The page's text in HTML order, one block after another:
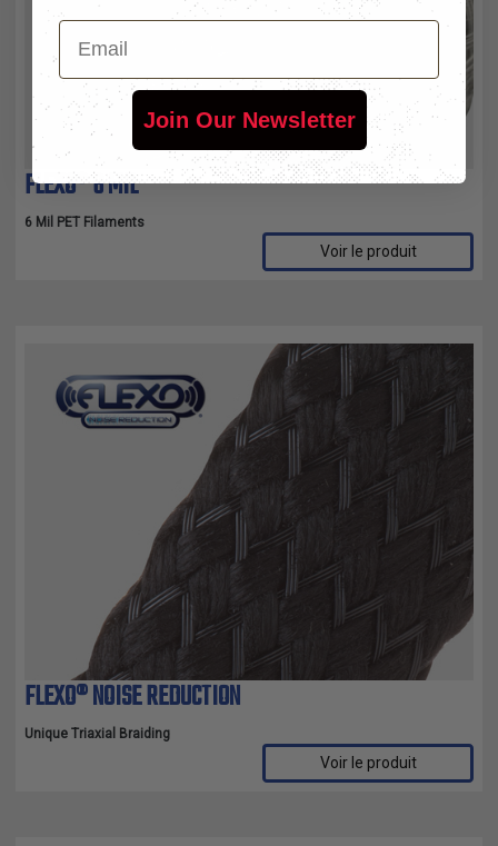
FLEXO® 6 MIL
6 Mil PET Filaments
Voir le produit
FLEXO® NOISE REDUCTION
Unique Triaxial Braiding
Voir le produit
Email
Join Our Newsletter